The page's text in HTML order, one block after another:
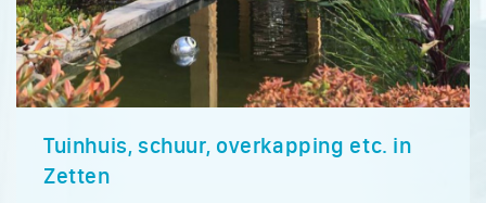
Tuinhuis, schuur, overkapping etc. in
Zetten